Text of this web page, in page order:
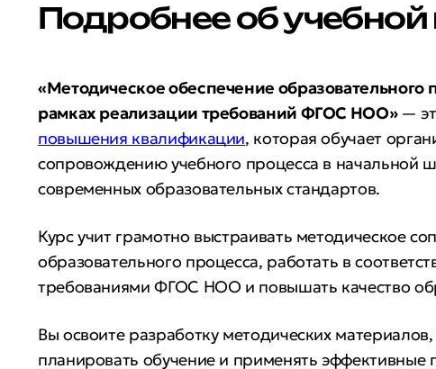
Подробнее об
«Методическое обеспечение образовательного
рамках реализации требований ФГОС НОО» —
повышения квалификации, которая обучает
сопровождению учебного процесса в начальной
современных образовательных стандартов.
Курс учит грамотно выстраивать методическое
образовательного процесса, работать в
требованиями ФГОС НОО и повышать качество
Вы освоите разработку методических материалов,
планировать обучение и применять эффективные